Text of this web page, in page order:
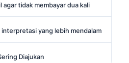
agar tidak membayar dua kali
yang lebih mendalam
Diajukan